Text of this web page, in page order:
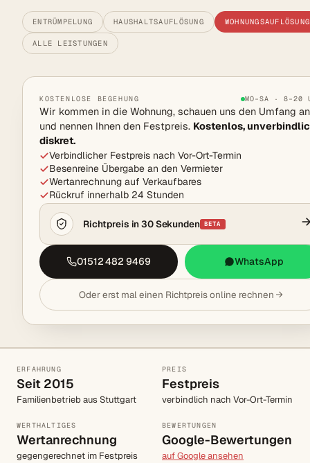
ENTRÜMPELUNG HAUSHALTSAUFLÖSUNG WOHNUNGSAUFLÖSUNG
ALLE LEISTUNGEN
KOSTENLOSE BEGEHUNG MO–SA · 8–20
Wir kommen in die Wohnung, schauen uns den Umfang an
und nennen Ihnen den Festpreis. Kostenlos,
diskret.
Verbindlicher Festpreis nach Vor-Ort-Termin
Besenreine Übergabe an den Vermieter
Wertanrechnung auf Verkaufbares
Rückruf innerhalb 24 Stunden
Richtpreis in 30 Sekunden BETA
01512 482 9469 WhatsApp
Oder erst mal einen Richtpreis online rechnen
ERFAHRUNG
Seit 2015
Familienbetrieb aus Stuttgart
PREIS
Festpreis
verbindlich nach Vor-Ort-Termin
WERTHALTIGES
Wertanrechnung
gegengerechnet im Festpreis
BEWERTUNGEN
Google-Bewertungen
auf Google ansehen